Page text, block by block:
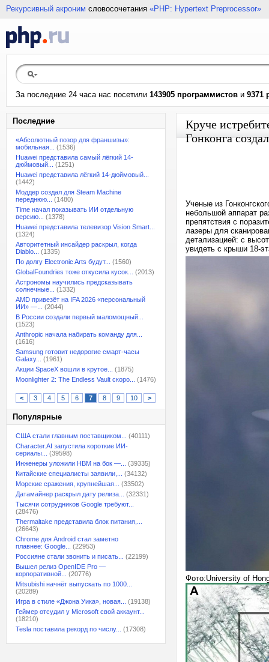
Рекурсивный акроним словосочетания «PHP: Hypertext Preprocessor»
За последние 24 часа нас посетили 143905 программистов и 9371
Последние
«Абсолютный позор для франшизы»:
мобильная...
(1536)
Huawei представила самый лёгкий 14-
дюймовый...
(1251)
Huawei представила лёгкий 14-дюймовый...
(1442)
Моддер создал для Steam Machine
переднюю...
(1480)
Time начал показывать ИИ отдельную
версию...
(1378)
Huawei представила телевизор Vision Smart...
(1324)
Авторитетный инсайдер раскрыл, когда
Diablo...
(1335)
По долгу Electronic Arts будут...
(1560)
GlobalFoundries тоже откусила кусок...
(2013)
Астрономы научились предсказывать
солнечные...
(1332)
AMD привезёт на IFA 2026 «персональный
ИИ» —...
(2044)
В России создали первый маломощный...
(1523)
Anthropic начала набирать команду для...
(1616)
Samsung готовит недорогие смарт-часы
Galaxy...
(1961)
Акции SpaceX вошли в крутое...
(1875)
Moonlighter 2: The Endless Vault скоро...
(1476)
< 3 4 5 6 7 8 9 10 >
Популярные
США стали главным поставщиком...
(40111)
Character.AI запустила короткие ИИ-
сериалы...
(39598)
Инженеры уложили HBM на бок —...
(39335)
Китайские специалисты заявили,...
(34132)
Морские сражения, крупнейшая...
(33502)
Датамайнер раскрыл дату релиза...
(32331)
Тысячи сотрудников Google требуют...
(28476)
Thermaltake представила блок питания,...
(26643)
Chrome для Android стал заметно
плавнее: Google...
(22953)
Россияне стали звонить и писать...
(22199)
Вышел релиз OpenIDE Pro —
корпоративной...
(20776)
Mitsubishi начнёт выпускать по 1000...
(20289)
Игра в стиле «Джона Уика», новая...
(19138)
Геймер отсудил у Microsoft свой аккаунт...
(18210)
Tesla поставила рекорд по числу...
(17308)
Круче
Гонконга
Ученые из
небольшой аппарат
препятствия с
лазеры для
детализацией: с
увидеть с крыши 18-
Фото:University of